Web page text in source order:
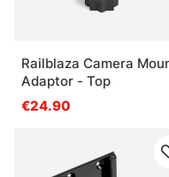
Railblaza Camera
Adaptor - Top
€24.90